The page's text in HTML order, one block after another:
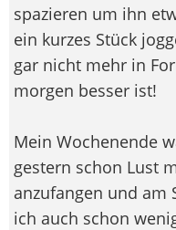
spazieren um ihn
ein kurzes Stück
gar nicht mehr in
morgen besser ist!
Mein Wochenende
gestern schon Lust
anzufangen und am
ich auch schon